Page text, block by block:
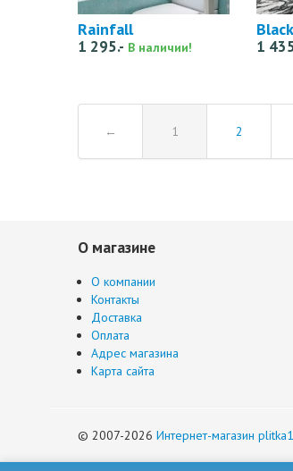
Rainfall
1 295.- В наличии! 1
← 1 2
О магазине
О компании
Контакты
Доставка
Оплата
Адрес магазина
Карта сайта
© 2007-2026 Интернет-магазин